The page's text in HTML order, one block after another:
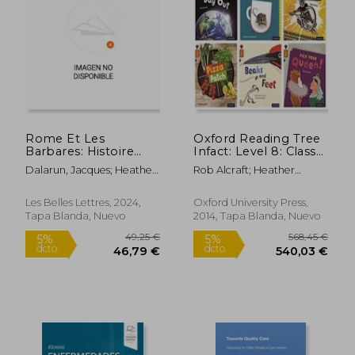
5%
dcto.
Rome Et Les
Barbares: Histoire
Nouvelle de la Chute
de l'Empire (en
Dalarun, Jacques; Heather,
Les Belles Lettres, 2024,
Tapa Blanda, Nuevo
Oxford Reading Tree
Infact: Level 8: Class
Pack of 36 (en Inglés)
Rob Alcraft; Heather
Jill Mcdougall; Mick
Manning; Brita Granström
Oxford University Press,
2014, Tapa Blanda, Nuevo